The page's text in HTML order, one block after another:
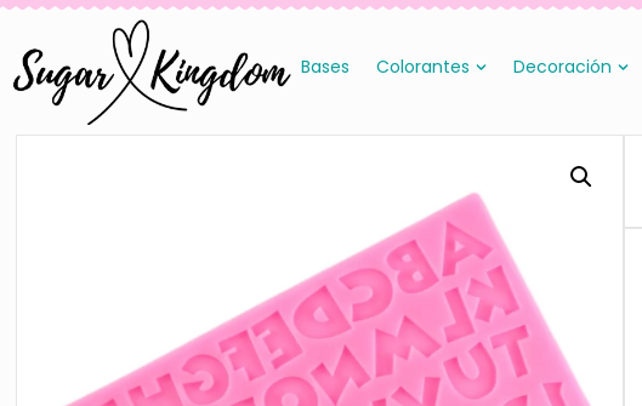
Bases Colorantes Decoración